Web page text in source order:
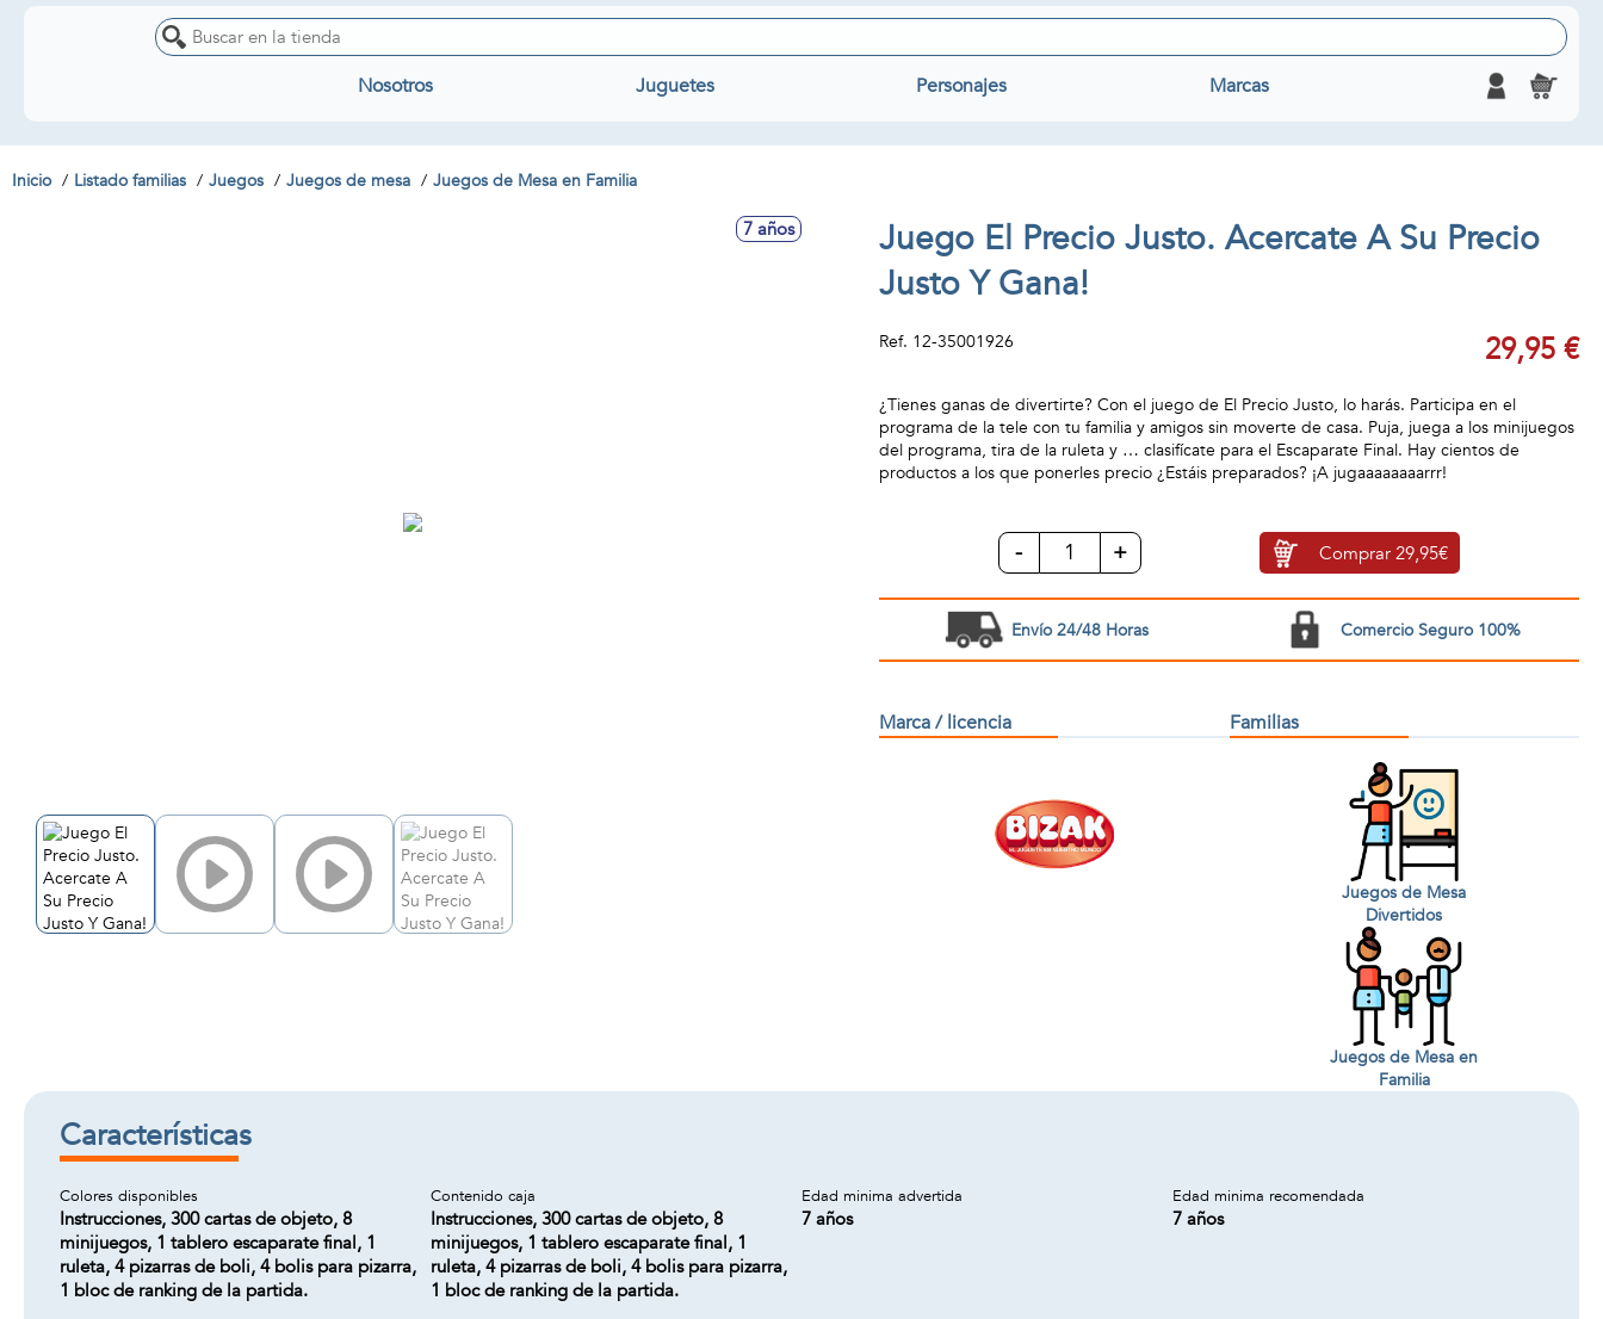
Nosotros Juguetes Personajes Marcas
Inicio Listado familias Juegos Juegos de mesa Juegos de Mesa en Familia
7 años
Juego El Precio Justo. Acercate A Su Precio
Justo Y Gana!
Ref. 12-35001926 29,95 €
¿Tienes ganas de divertirte? Con el juego de El Precio Justo, lo harás. Participa en el
programa de la tele con tu familia y amigos sin moverte de casa. Puja, juega a los minijuegos
del programa, tira de la ruleta y … clasifícate para el Escaparate Final. Hay cientos de
productos a los que ponerles precio ¿Estáis preparados? ¡A jugaaaaaaaarrr!
- + Comprar29,95€
Envío 24/48 Horas Comercio Seguro 100%
Marca / licencia Familias
Juegos de Mesa
Divertidos
Juegos de Mesa en
Familia
Características
Colores disponibles
Instrucciones, 300 cartas de objeto, 8
minijuegos, 1 tablero escaparate final, 1
ruleta, 4 pizarras de boli, 4 bolis para pizarra,
1 bloc de ranking de la partida.
Contenido caja
Instrucciones, 300 cartas de objeto, 8
minijuegos, 1 tablero escaparate final, 1
ruleta, 4 pizarras de boli, 4 bolis para pizarra,
1 bloc de ranking de la partida.
Edad minima advertida
7 años
Edad minima recomendada
7 años